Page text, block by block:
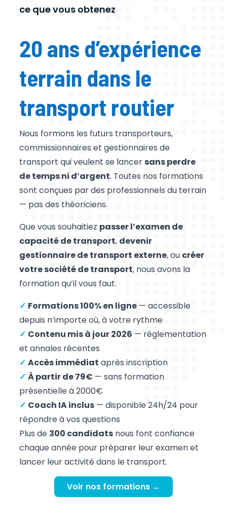
ce que vous obtenez
20 ans d’expérience
terrain dans le
transport routier
Nous formons les futurs transporteurs,
commissionnaires et gestionnaires de
transport qui veulent se lancer sans perdre
de temps ni d’argent. Toutes nos formations
sont conçues par des professionnels du terrain
— pas des théoriciens.
Que vous souhaitiez passer l’examen de
capacité de transport, devenir
gestionnaire de transport externe, ou créer
votre société de transport, nous avons la
formation qu’il vous faut.
✓ Formations 100% en ligne — accessible
depuis n’importe où, à votre rythme
✓ Contenu mis à jour 2026 — réglementation
et annales récentes
✓ Accès immédiat après inscription
✓ À partir de 79€ — sans formation
présentielle à 2000€
✓ Coach IA inclus — disponible 24h/24 pour
répondre à vos questions
Plus de 300 candidats nous font confiance
chaque année pour préparer leur examen et
lancer leur activité dans le transport.
Voir nos formations →